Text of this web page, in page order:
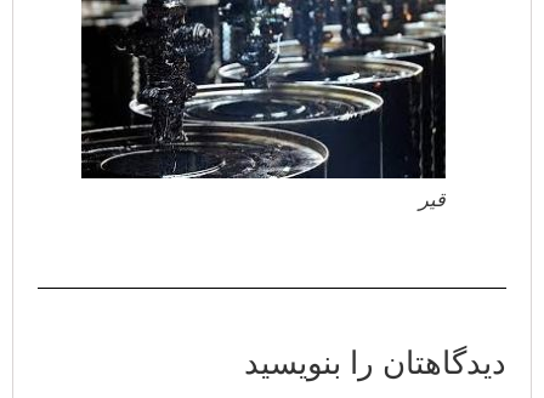
قیر
دیدگاهتان را بنویسید